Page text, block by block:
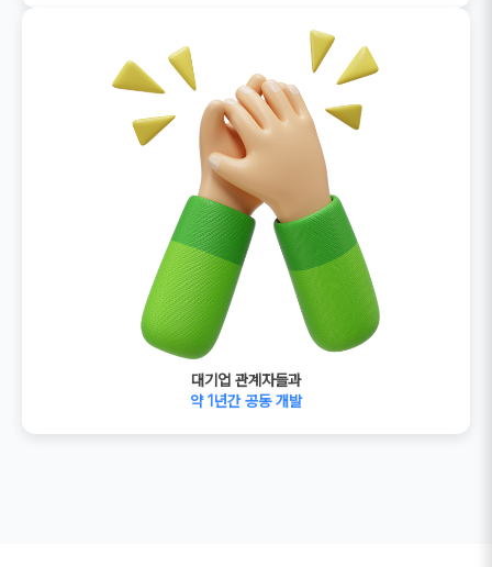
대기업 관계자들과
약 1년간 공동 개발